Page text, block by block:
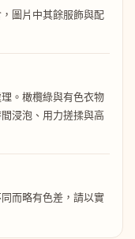
圖片中其餘服飾與配
。橄欖綠與有色衣物
浸泡、用力搓揉與高
而略有色差，請以實